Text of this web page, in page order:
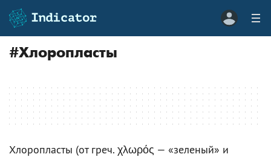
#Хлоропласты
Хлоропласты (от греч. χλωρός — «зеленый» и